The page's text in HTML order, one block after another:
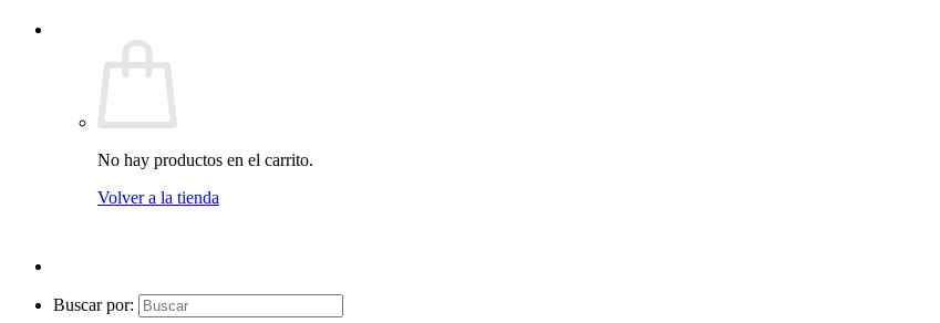
No hay productos en el carrito.
Volver a la tienda
Buscar por: